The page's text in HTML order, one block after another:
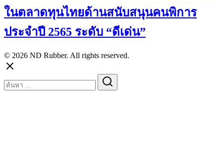
ในตลาดทุนไทยด้านสนับสนุนคนพิการ
ประจำปี 2565 ระดับ “ดีเด่น”
© 2026 ND Rubber. All rights reserved.
for: